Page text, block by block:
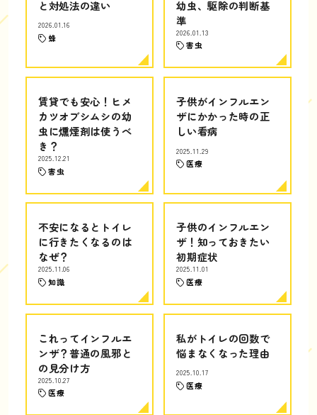
と対処法の違い
2026.01.16
蜂
幼虫、駆除の判断基
準
2026.01.13
害虫
賃貸でも安心！ヒメ
カツオブシムシの幼
虫に燻煙剤は使うべ
き？
2025.12.21
害虫
子供がインフルエン
ザにかかった時の正
しい看病
2025.11.29
医療
不安になるとトイレ
に行きたくなるのは
なぜ？
2025.11.06
知識
子供のインフルエン
ザ！知っておきたい
初期症状
2025.11.01
医療
これってインフルエ
ンザ？普通の風邪と
の見分け方
2025.10.27
医療
私がトイレの回数で
悩まなくなった理由
2025.10.17
医療